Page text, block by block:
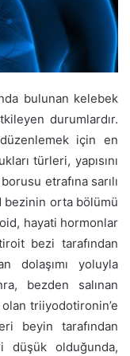
bulunan kelebek
durumlardır.
için en
türleri, yapısını
etrafına sarılı
bezinin orta bölümü
hayati hormonlar
bezi tarafından
dolaşımı yoluyla
bezden salınan
triiyodotironin’e
beyin tarafından
düşük olduğunda,